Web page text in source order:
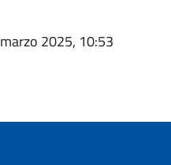
2025, 10:53